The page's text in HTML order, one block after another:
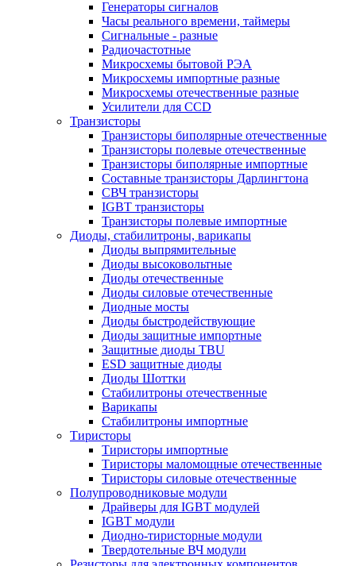
Генераторы сигналов
Часы реального времени, таймеры
Сигнальные - разные
Радиочастотные
Микросхемы бытовой РЭА
Микросхемы импортные разные
Микросхемы отечественные разные
Усилители для CCD
Транзисторы
Транзисторы биполярные отечественные
Транзисторы полевые отечественные
Транзисторы биполярные импортные
Составные транзисторы Дарлингтона
СВЧ транзисторы
IGBT транзисторы
Транзисторы полевые импортные
Диоды, стабилитроны, варикапы
Диоды выпрямительные
Диоды высоковольтные
Диоды отечественные
Диоды силовые отечественные
Диодные мосты
Диоды быстродействующие
Диоды защитные импортные
Защитные диоды TBU
ESD защитные диоды
Диоды Шоттки
Стабилитроны отечественные
Варикапы
Стабилитроны импортные
Тиристоры
Тиристоры импортные
Тиристоры маломощные отечественные
Тиристоры силовые отечественные
Полупроводниковые модули
Драйверы для IGBT модулей
IGBT модули
Диодно-тиристорные модули
Твердотельные ВЧ модули